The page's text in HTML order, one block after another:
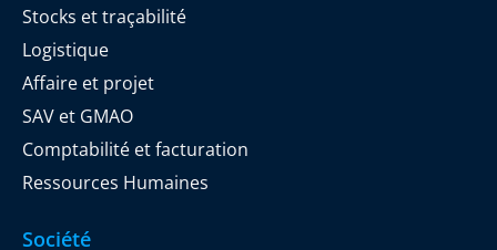
Stocks et traçabilité
Logistique
Affaire et projet
SAV et GMAO
Comptabilité et facturation
Ressources Humaines
Société